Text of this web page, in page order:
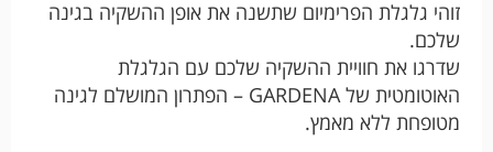
זוהי גלגלת הפרימיום שתשנה את אופן ההשקיה בגינה
שלכם.
שדרגו את חוויית ההשקיה שלכם עם הגלגלת
האוטומטית של GARDENA – הפתרון המושלם לגינה
מטופחת ללא מאמץ.